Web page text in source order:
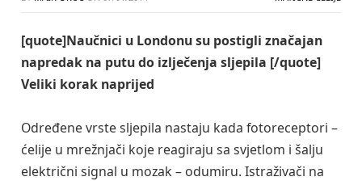
[quote]Naučnici u Londonu su postigli značajan
napredak na putu do izlječenja sljepila [/quote]
Veliki korak naprijed
Određene vrste sljepila nastaju kada fotoreceptori –
ćelije u mrežnjači koje reagiraju sa svjetlom i šalju
električni signal u mozak – odumiru. Istraživači na